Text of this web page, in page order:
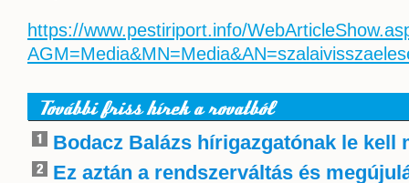
https://www.pestiriport.info/
További friss hírek a rovatból
Bodacz Balázs hírigazgatónak le kell
Ez aztán a rendszerváltás és